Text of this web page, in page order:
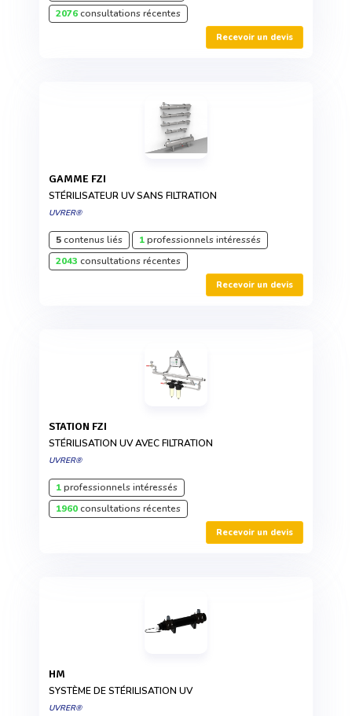
2076consultations récentes
Recevoir un devis
GAMME FZI
STÉRILISATEUR UV SANS FILTRATION
UVRER®
5contenus liés 1professionnels intéressés
2043 consultations récentes
Recevoir un devis
STATION FZI
STÉRILISATION UV AVEC FILTRATION
UVRER®
1professionnels intéressés
1960consultations récentes
Recevoir un devis
HM
SYSTÈME DE STÉRILISATION UV
UVRER®